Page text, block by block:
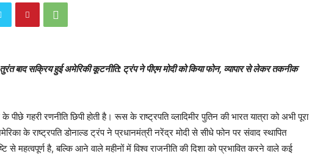
बाद सक्रिय हुई अमेरिकी कूटनीति: ट्रंप ने पीएम मोदी को किया फोन, व्यापार से लेकर तकनीक
के पीछे गहरी रणनीति छिपी होती है। रूस के राष्ट्रपति व्लादिमीर पुतिन की भारत यात्रा को अभी पूरा
के राष्ट्रपति डोनाल्ड ट्रंप ने प्रधानमंत्री नरेंद्र मोदी से सीधे फोन पर संवाद स्थापित
महत्वपूर्ण है, बल्कि आने वाले महीनों में विश्व राजनीति की दिशा को प्रभावित करने वाले कई